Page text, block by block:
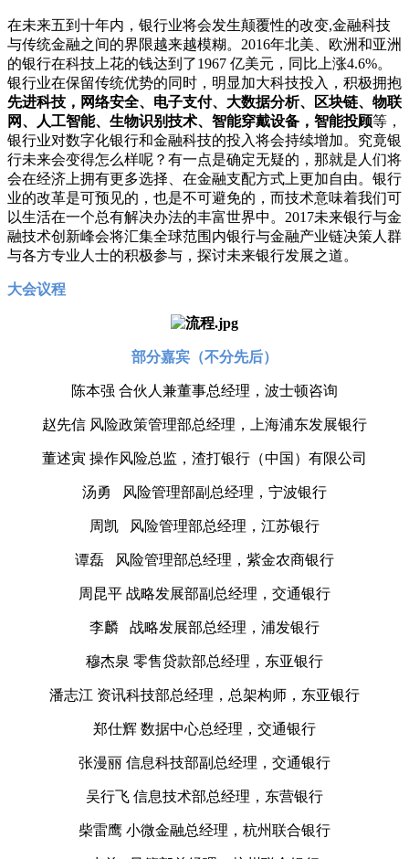
在未来五到十年内，银行业将会发生颠覆性的改变,金融科技
与传统金融之间的界限越来越模糊。2016年北美、欧洲和亚洲
的银行在科技上花的钱达到了1967 亿美元，同比上涨4.6%。
银行业在保留传统优势的同时，明显加大科技投入，积极拥抱
先进科技，网络安全、电子支付、大数据分析、区块链、物联
网、人工智能、生物识别技术、智能穿戴设备，智能投顾等，
银行业对数字化银行和金融科技的投入将会持续增加。究竟银
行未来会变得怎么样呢？有一点是确定无疑的，那就是人们将
会在经济上拥有更多选择、在金融支配方式上更加自由。银行
业的改革是可预见的，也是不可避免的，而技术意味着我们可
以生活在一个总有解决办法的丰富世界中。2017未来银行与金
融技术创新峰会将汇集全球范围内银行与金融产业链决策人群
与各方专业人士的积极参与，探讨未来银行发展之道。
大会议程
部分嘉宾（不分先后）
陈本强 合伙人兼董事总经理，波士顿咨询
赵先信 风险政策管理部总经理，上海浦东发展银行
董述寅 操作风险总监，渣打银行（中国）有限公司
汤勇 风险管理部副总经理，宁波银行
周凯 风险管理部总经理，江苏银行
谭磊 风险管理部总经理，紫金农商银行
周昆平 战略发展部副总经理，交通银行
李麟 战略发展部总经理，浦发银行
穆杰泉 零售贷款部总经理，东亚银行
潘志江 资讯科技部总经理，总架构师，东亚银行
郑仕辉 数据中心总经理，交通银行
张漫丽 信息科技部副总经理，交通银行
吴行飞 信息技术部总经理，东营银行
柴雷鹰 小微金融总经理，杭州联合银行